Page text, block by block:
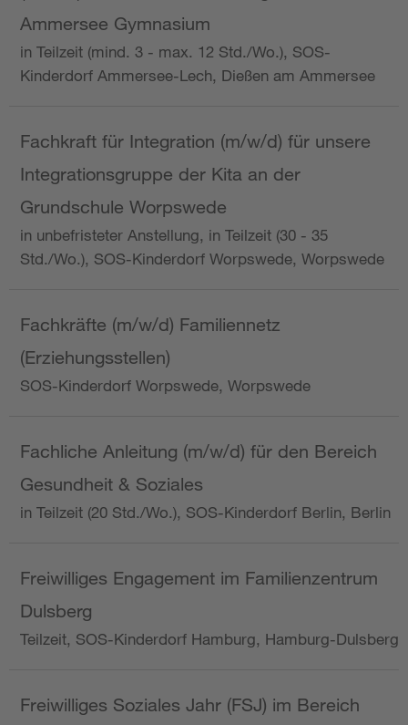
Ammersee Gymnasium
in Teilzeit (mind. 3 - max. 12 Std./Wo.), SOS-
Kinderdorf Ammersee-Lech, Dießen am Ammersee
Fachkraft für Integration (m/w/d) für unsere
Integrationsgruppe der Kita an der
Grundschule Worpswede
in unbefristeter Anstellung, in Teilzeit (30 - 35
Std./Wo.), SOS-Kinderdorf Worpswede, Worpswede
Fachkräfte (m/w/d) Familiennetz
(Erziehungsstellen)
SOS-Kinderdorf Worpswede, Worpswede
Fachliche Anleitung (m/w/d) für den Bereich
Gesundheit & Soziales
in Teilzeit (20 Std./Wo.), SOS-Kinderdorf Berlin, Berlin
Freiwilliges Engagement im Familienzentrum
Dulsberg
Teilzeit, SOS-Kinderdorf Hamburg, Hamburg-Dulsberg
Freiwilliges Soziales Jahr (FSJ) im Bereich